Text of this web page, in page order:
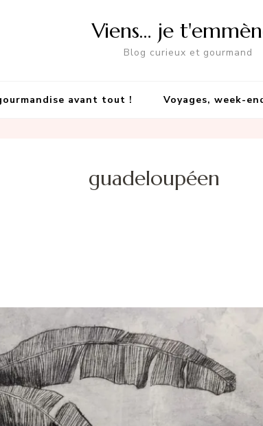
Viens… je
Blog curieux et gourmand
avant tout ! Voyages, week-
guadeloupéen